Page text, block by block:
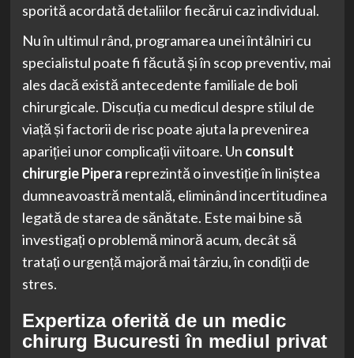
sporită acordată detaliilor fiecărui caz individual.
Nu în ultimul rând, programarea unei întâlniri cu
specialistul poate fi făcută și în scop preventiv, mai
ales dacă există antecedente familiale de boli
chirurgicale. Discuția cu medicul despre stilul de
viață și factorii de risc poate ajuta la prevenirea
apariției unor complicații viitoare. Un consult
chirurgie Pipera reprezintă o investiție în liniștea
dumneavoastră mentală, eliminând incertitudinea
legată de starea de sănătate. Este mai bine să
investigați o problemă minoră acum, decât să
tratați o urgență majoră mai târziu, în condiții de
stres.
Expertiza oferită de un medic
chirurg Bucuresti în mediul privat